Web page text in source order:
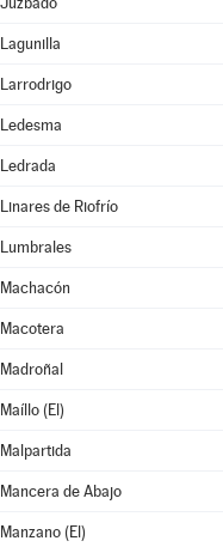
Lagunilla
Larrodrigo
Ledesma
Ledrada
Linares de Riofrío
Lumbrales
Machacón
Macotera
Madroñal
Maíllo (El)
Malpartida
Mancera de Abajo
Manzano (El)